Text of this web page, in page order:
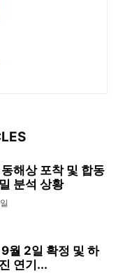
해상 포착 및 합동
분석 상황
월 2일 확정 및 하
연기...